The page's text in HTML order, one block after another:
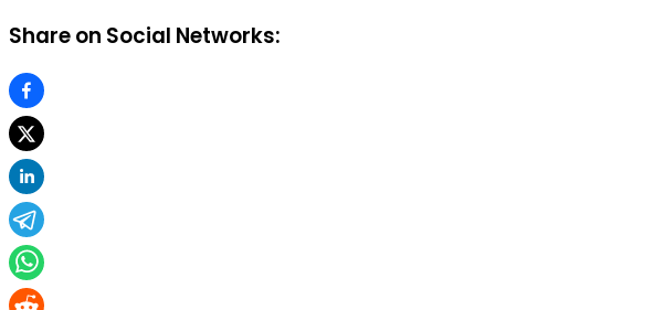
Share on Social Networks: